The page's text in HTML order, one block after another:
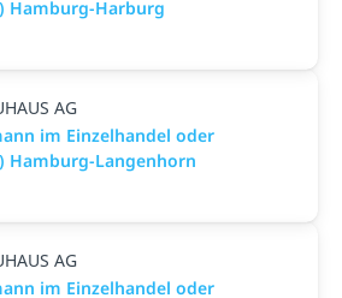
Hamburg-Harburg
AG
im Einzelhandel oder
Hamburg-Langenhorn
AG
im Einzelhandel oder